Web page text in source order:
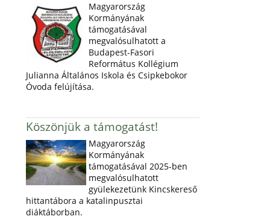
Magyarország
Kormányának
támogatásával
megvalósulhatott a
Budapest-Fasori
Református Kollégium
Julianna Általános Iskola és Csipkebokor
Óvoda felújítása.
Köszönjük a támogatást!
Magyarország
Kormányának
támogatásával 2025-ben
megvalósulhatott
gyülekezetünk Kincskereső
hittantábora a katalinpusztai
diáktáborban.